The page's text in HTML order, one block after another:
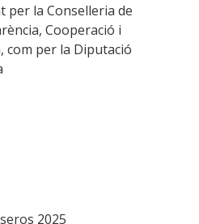
per la Conselleria de
Cooperació i
com per la Diputació
2025